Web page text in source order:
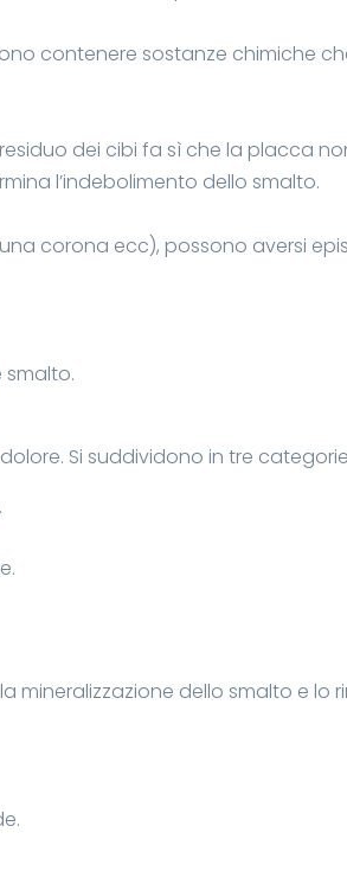
contenere sostanze chimiche
dei cibi fa sì che la placca
l’indebolimento dello smalto.
corona ecc), possono aversi
Si suddividono in tre
mineralizzazione dello smalto e lo